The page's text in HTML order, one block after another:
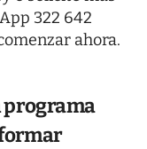
322 642
ahora.
programa